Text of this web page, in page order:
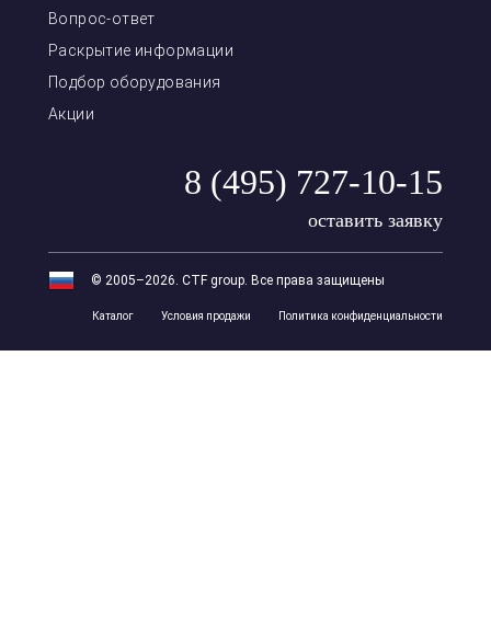
Вопрос-ответ
Раскрытие информации
Подбор оборудования
Акции
8 (495) 727-10-15
оставить заявку
© 2005–2026. CTF group. Все права защищены
Каталог Условия продажи Политика конфиденциальности